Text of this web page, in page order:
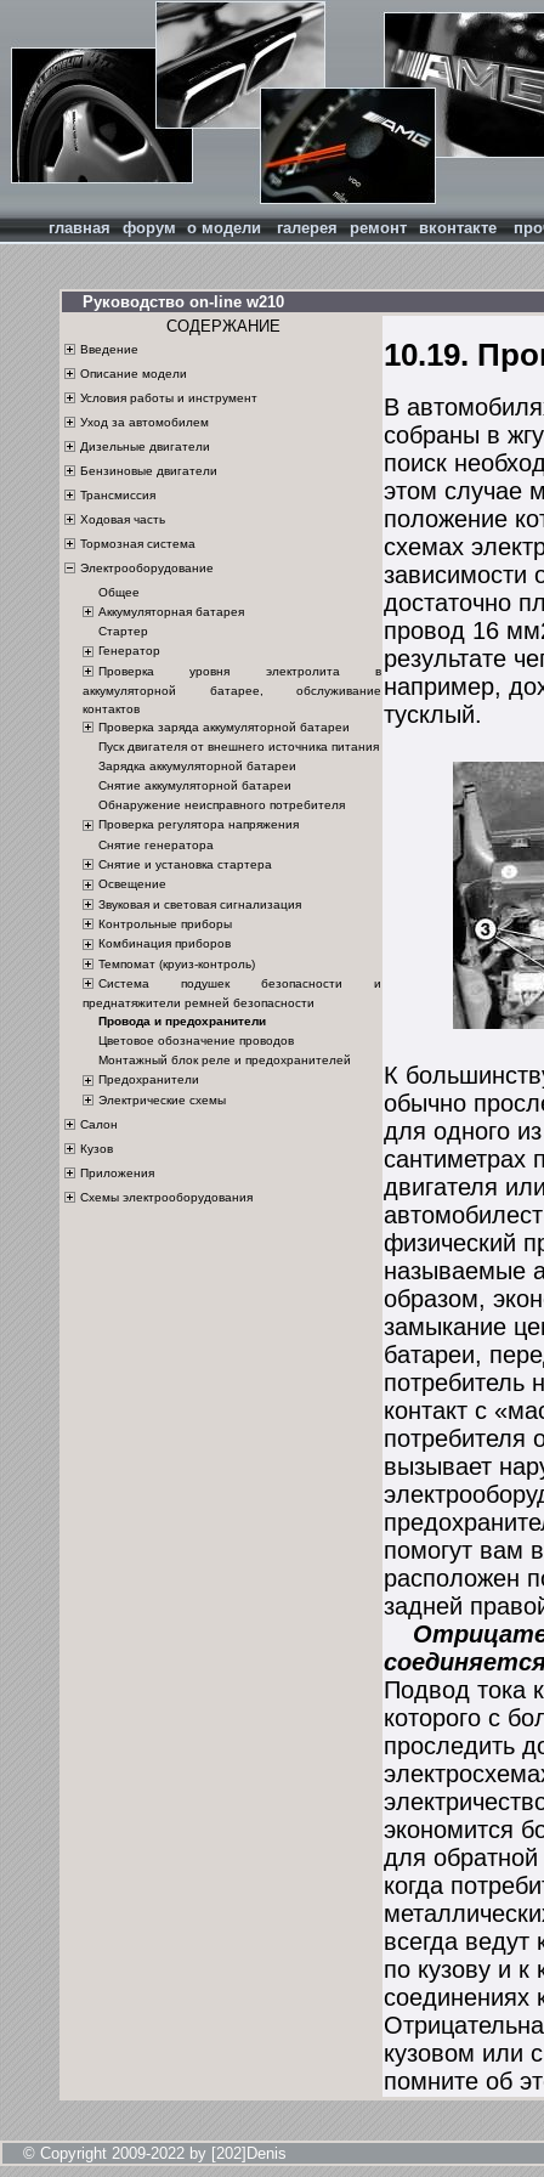
главная форум о модели галерея ремонт вконтакте
Руководство on-line w210
СОДЕРЖАНИЕ
Введение
Описание модели
Условия работы и инструмент
Уход за автомобилем
Дизельные двигатели
Бензиновые двигатели
Трансмиссия
Ходовая часть
Тормозная система
Электрооборудование
Общее
Аккумуляторная батарея
Стартер
Генератор
Проверка уровня электролита в
аккумуляторной батарее, обслуживание
контактов
Проверка заряда аккумуляторной батареи
Пуск двигателя от внешнего источника питания
Зарядка аккумуляторной батареи
Снятие аккумуляторной батареи
Обнаружение неисправного потребителя
Проверка регулятора напряжения
Снятие генератора
Снятие и установка стартера
Освещение
Звуковая и световая сигнализация
Контрольные приборы
Комбинация приборов
Темпомат (круиз-контроль)
Система подушек безопасности и
преднатяжители ремней безопасности
Провода и предохранители
Цветовое обозначение проводов
Монтажный блок реле и предохранителей
Предохранители
Электрические схемы
Салон
Кузов
Приложения
Схемы электрооборудования
10.19.
В
собраны в
поиск
этом случае
положение
схемах
зависимости
достаточно
провод 16
результате
например,
тусклый.
К
обычно
для одного
сантиметрах
двигателя
физический
называемые
образом,
замыкание
батареи,
потребитель
контакт с
потребителя
вызывает
помогут вам
расположен
задней
Подвод тока
которого с
проследить
экономится
для
когда
всегда
по кузову и
соединениях
кузовом или
помните об
© Copyright 2009-2022 by [202]Denis